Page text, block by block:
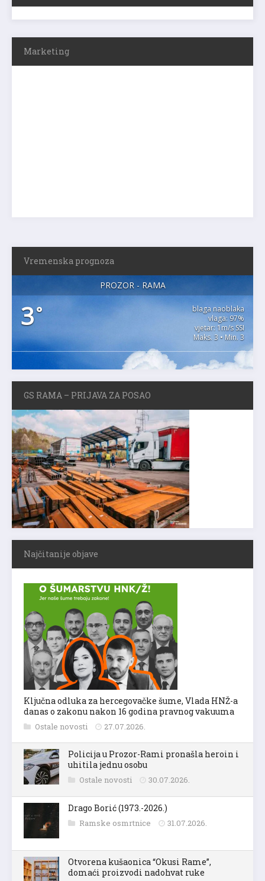
Marketing
Vremenska prognoza
PROZOR - RAMA
3°
blaga naoblaka
vlaga: 97%
vjetar: 1m/s SSI
Maks. 3 • Min. 3
GS RAMA – PRIJAVA ZA POSAO
Najčitanije objave
Ključna odluka za hercegovačke šume, Vlada HNŽ-a
danas o zakonu nakon 16 godina pravnog vakuuma
Ostale novosti 27.07.2026.
Policija u Prozor-Rami pronašla heroin i
uhitila jednu osobu
Ostale novosti 30.07.2026.
Drago Borić (1973.-2026.)
Ramske osmrtnice 31.07.2026.
Otvorena kušaonica “Okusi Rame”,
domaći proizvodi nadohvat ruke